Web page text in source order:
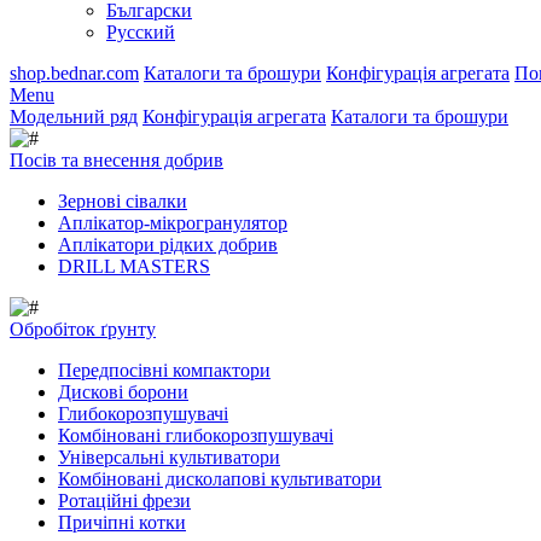
Български
Русский
shop.bednar.com Каталоги та брошури Конфігурація агрегата
Menu
Модельний ряд Конфігурація агрегата Каталоги та брошури
Посів та внесення добрив
Зернові сівалки
Аплікатор-мікрогранулятор
Аплікатори рідких добрив
DRILL MASTERS
Обробіток ґрунту
Передпосівні компактори
Дискові борони
Глибокорозпушувачі
Комбіновані глибокорозпушувачі
Універсальні культиватори
Комбіновані дисколапові культиватори
Ротаційні фрези
Причіпні котки